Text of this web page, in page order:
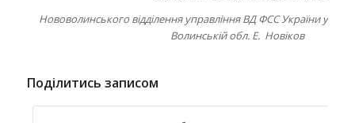
Нововолинського відділення управління ВД ФСС України у
Волинській обл. Е. Новіков
Поділитись записом